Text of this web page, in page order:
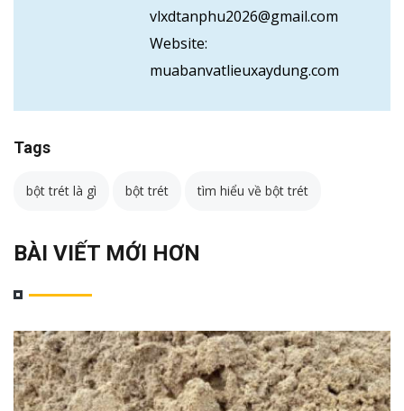
vlxdtanphu2026@gmail.com
Website:
muabanvatlieuxaydung.com
Tags
bột trét là gì bột trét tìm hiểu về bột trét
BÀI VIẾT MỚI HƠN